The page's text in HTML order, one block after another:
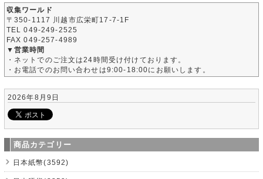
収集ワールド
〒350-1117 川越市広栄町17-7-1F
TEL 049-249-2525
FAX 049-257-4989
▼営業時間
・ネットでのご注文は24時間受け付けております。
・お電話でのお問い合わせは9:00-18:00にお願いします。
2026年8月9日
商品カテゴリー
日本紙幣(3592)